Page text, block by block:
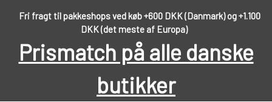
Fri fragt til pakkeshops ved køb +600 DKK (Danmark) og +1.100
DKK (det meste af Europa)
Prismatch på alle danske
butikker